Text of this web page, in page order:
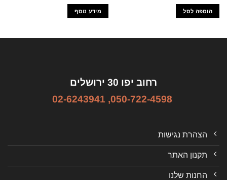
הוספה לסל מידע נוסף
רחוב יפו 30 ירושלים
050-722-4598
,
02-6243941
הצהרת נגישות
תקנון האתר
החנות שלנו